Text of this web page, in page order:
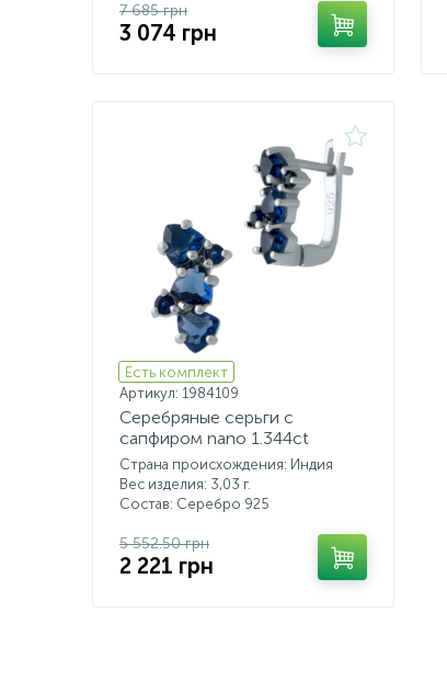
7 685 грн
3 074 грн
Есть комплект
Артикул: 1984109
Серебряные серьги с
сапфиром nano 1.344ct
Страна происхождения: Индия
Вес изделия: 3,03 г.
Состав: Серебро 925
5 552.50 грн
2 221 грн